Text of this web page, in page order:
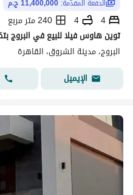
الدفعة المقدّمة: 11,400,000 ج.م
4
4
240 متر مربع
البروج، مدينة الشروق، القاهرة
الإيميل